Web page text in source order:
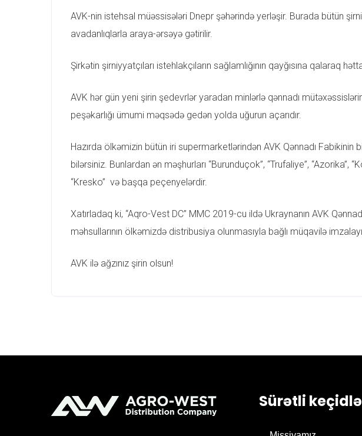
AVK-nin istehsal müəssisələri Dnepr şəhərində yerləşir. Burada bütün
avadanlıqlarla araya-ərsəyə gətirilir.
Şirkətin şirniyyatçıları istehlakçıların sağlamlığının qayğısına qalaraq
AVK hər gün yeni şirin şedevrlər yaradan minlərlə qənnadı
peşəkarlığı ümumi məqsədə gedən yolda uğurun açarıdır.
Hazırda ölkəmizin bütün iri supermarketlərindən AVK Qənnadı Fabikinin
bilərsiniz. Bunlardan ən məşhurları “Burunduçok”, “Trufaliye”, “Azorika”,
“Kresko” və başqa peçenyelərdir.
Xatırladaq ki, “Aqro-Vest DC” MMC 2019-cu ildə Ukraynanın AVK
məhsullarının ölkəmizdə distribusiya olunmasıyla bağlı müqavilə
AVK ilə ağzınız şirin olsun!
Sürətli